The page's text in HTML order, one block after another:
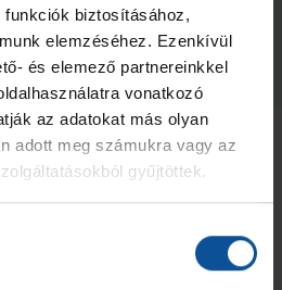
biztosításához,
elemzéséhez. Ezenkívül
és elemező partnereinkkel
vonatkozó
az adatokat más olyan
adott meg számukra vagy az
gyűjtöttek.